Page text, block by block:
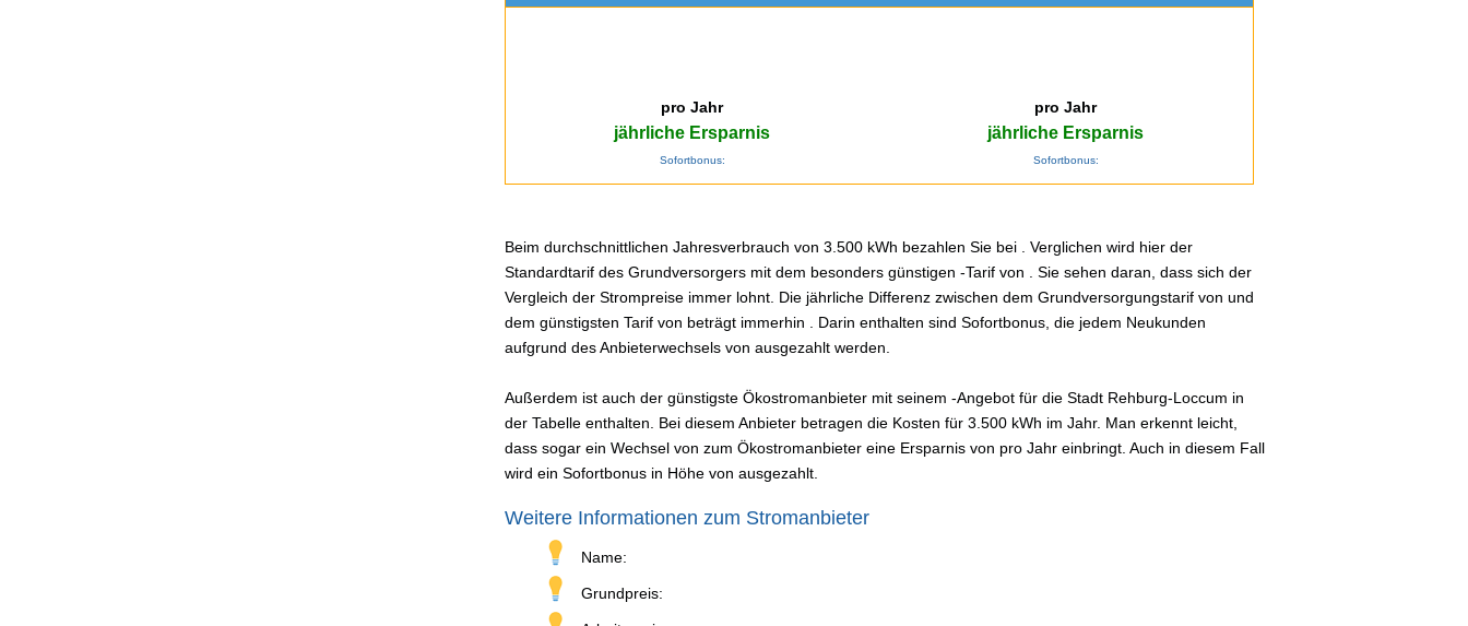
pro Jahr
jährliche Ersparnis
Sofortbonus:
pro Jahr
jährliche Ersparnis
Sofortbonus:
Beim durchschnittlichen Jahresverbrauch von 3.500 kWh bezahlen Sie bei . Verglichen wird hier der
Standardtarif des Grundversorgers mit dem besonders günstigen -Tarif von . Sie sehen daran, dass sich der
Vergleich der Strompreise immer lohnt. Die jährliche Differenz zwischen dem Grundversorgungstarif von und
dem günstigsten Tarif von beträgt immerhin . Darin enthalten sind Sofortbonus, die jedem Neukunden
aufgrund des Anbieterwechsels von ausgezahlt werden.
Außerdem ist auch der günstigste Ökostromanbieter mit seinem -Angebot für die Stadt Rehburg-Loccum in
der Tabelle enthalten. Bei diesem Anbieter betragen die Kosten für 3.500 kWh im Jahr. Man erkennt leicht,
dass sogar ein Wechsel von zum Ökostromanbieter eine Ersparnis von pro Jahr einbringt. Auch in diesem Fall
wird ein Sofortbonus in Höhe von ausgezahlt.
Weitere Informationen zum Stromanbieter
Name:
Grundpreis: